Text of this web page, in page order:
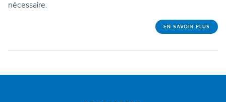
nécessaire.
EN SAVOIR PLUS